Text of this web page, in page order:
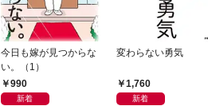
今日も嫁が見つからな
い。（1）
990
新着
変わらない勇気
1,760
新着